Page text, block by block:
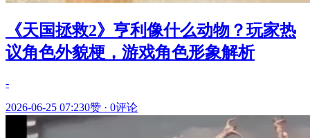
《天国拯救2》亨利像什么动物？玩家热
议角色外貌梗，游戏角色形象解析
-
2026-06-25 07:230赞 · 0评论